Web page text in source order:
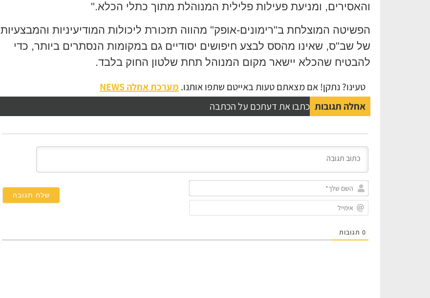
והאסירים, ומניעת פעילות פלילית המנוהלת מתוך כתלי הכלא."
הפשיטה המוצלחת ב"רימונים-אופק" מהווה תזכורת ליכולות המודיעיניות והמבצעיות
של שב"ס, שאינו מהסס לבצע חיפושים יסודיים גם במקומות הנסתרים ביותר, כדי
להבטיח שהכלא יישאר מקום המנוהל תחת שלטון החוק בלבד.
טעינו? נתקן! אם מצאתם טעות באייטם שתפו אותנו. מערכת אחלה NEWS
אחלה תגובות כתבו את דעתכם על הכתבה
שלך*
0 תגובות